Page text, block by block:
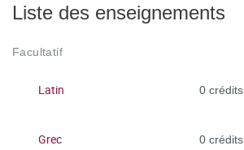
Liste des enseignements
Facultatif
Latin 0 crédits
Grec 0 crédits